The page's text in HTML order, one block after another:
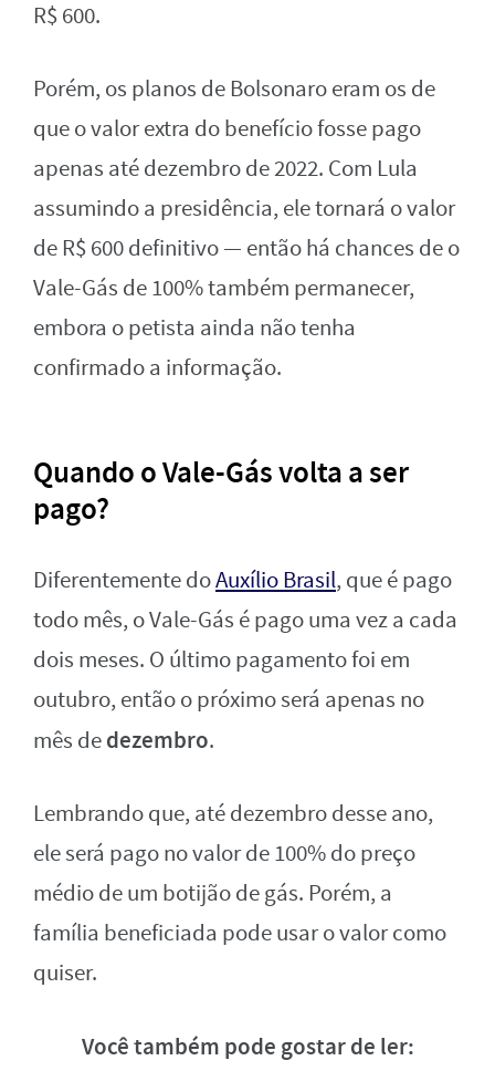
R$ 600.
Porém, os planos de Bolsonaro eram os de
que o valor extra do benefício fosse pago
apenas até dezembro de 2022. Com Lula
assumindo a presidência, ele tornará o valor
de R$ 600 definitivo — então há chances de o
Vale-Gás de 100% também permanecer,
embora o petista ainda não tenha
confirmado a informação.
Quando o Vale-Gás volta a ser
pago?
Diferentemente doAuxílio Brasil, que é pago
todo mês, o Vale-Gás é pago uma vez a cada
dois meses. O último pagamento foi em
outubro, então o próximo será apenas no
mês dedezembro.
Lembrando que, até dezembro desse ano,
ele será pago no valor de 100% do preço
médio de um botijão de gás. Porém, a
família beneficiada pode usar o valor como
quiser.
Você também pode gostar de ler: